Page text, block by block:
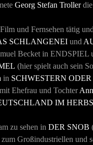
Georg Stefan Trollerdie
und Fernsehen tätig
SCHLANGENEI und
Becket in ENDSPIEL
(hier spielt auch sein
in SCHWESTERN
Ehefrau und Tochter
IM
zu sehen in DER SNOB
Großindustriellen und